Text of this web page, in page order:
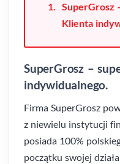
SuperGrosz
Klienta
SuperGrosz –
indywidualnego.
Firma SuperGrosz
z niewielu instytucji
posiada 100%
początku swojej